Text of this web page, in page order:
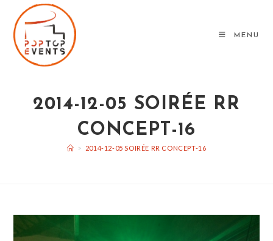
content
MENU
2014-12-05 SOIRÉE RR
CONCEPT-16
> 2014-12-05 SOIRÉE RR CONCEPT-16